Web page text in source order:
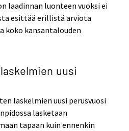
laadinnan luonteen vuoksi ei
esittää erillistä arviota
koko kansantalouden
uusi
laskelmien uusi perusvuosi
lasketaan
tapaan kuin ennenkin